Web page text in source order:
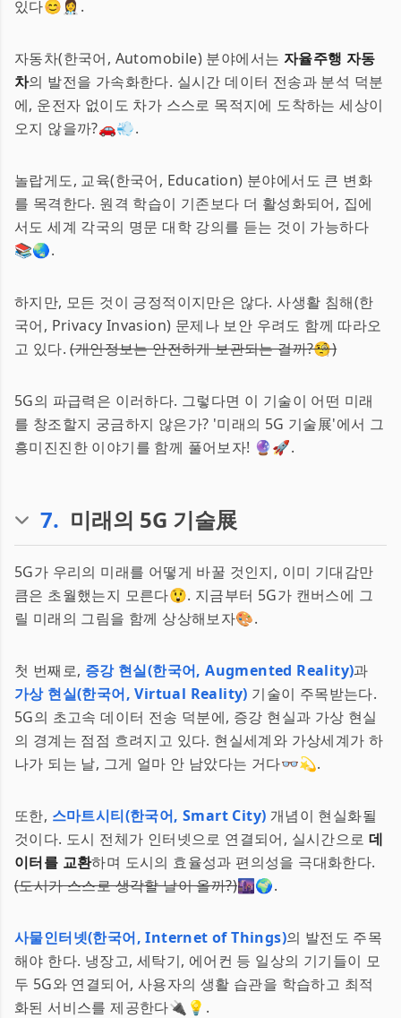
있다😊👩‍⚕️.
자동차(한국어, Automobile) 분야에서는 자율주행 자동
차의 발전을 가속화한다. 실시간 데이터 전송과 분석 덕분
에, 운전자 없이도 차가 스스로 목적지에 도착하는 세상이
오지 않을까?🚗💨.
놀랍게도, 교육(한국어, Education) 분야에서도 큰 변화
를 목격한다. 원격 학습이 기존보다 더 활성화되어, 집에
서도 세계 각국의 명문 대학 강의를 듣는 것이 가능하다
📚🌏.
하지만, 모든 것이 긍정적이지만은 않다. 사생활 침해(한
국어, Privacy Invasion) 문제나 보안 우려도 함께 따라오
고 있다.(개인정보는 안전하게 보관되는 걸까?🧐)
5G의 파급력은 이러하다. 그렇다면 이 기술이 어떤 미래
를 창조할지 궁금하지 않은가? '미래의 5G 기술展'에서 그
흥미진진한 이야기를 함께 풀어보자! 🔮🚀.
7. 미래의 5G 기술展
5G가 우리의 미래를 어떻게 바꿀 것인지, 이미 기대감만
큼은 초월했는지 모른다😲. 지금부터 5G가 캔버스에 그
릴 미래의 그림을 함께 상상해보자🎨.
첫 번째로, 증강 현실(한국어, Augmented Reality)과
가상 현실(한국어, Virtual Reality) 기술이 주목받는다.
5G의 초고속 데이터 전송 덕분에, 증강 현실과 가상 현실
의 경계는 점점 흐려지고 있다. 현실세계와 가상세계가 하
나가 되는 날, 그게 얼마 안 남았다는 거다👓💫.
또한, 스마트시티(한국어, Smart City) 개념이 현실화될
것이다. 도시 전체가 인터넷으로 연결되어, 실시간으로 데
이터를 교환하며 도시의 효율성과 편의성을 극대화한다.
(도시가 스스로 생각할 날이 올까?)🌆🌍.
사물인터넷(한국어, Internet of Things)의 발전도 주목
해야 한다. 냉장고, 세탁기, 에어컨 등 일상의 기기들이 모
두 5G와 연결되어, 사용자의 생활 습관을 학습하고 최적
화된 서비스를 제공한다🔌💡.